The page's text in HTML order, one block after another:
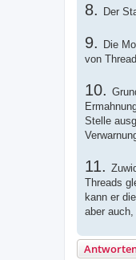
8. Der
9.
Die
von
10.
Stelle
11.
Threads
kann er
aber